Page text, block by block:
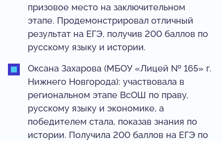
призовое место на заключительном
этапе. Продемонстрировал отличный
результат на ЕГЭ, получив 200 баллов по
русскому языку и истории.
Оксана Захарова (МБОУ «Лицей № 165» г.
Нижнего Новгорода): участвовала в
региональном этапе ВсОШ по праву,
русскому языку и экономике, а
победителем стала, показав знания по
истории. Получила 200 баллов на ЕГЭ по